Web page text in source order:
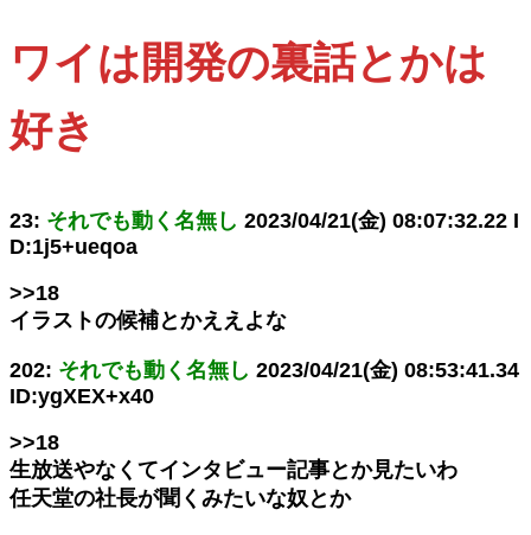
ワイは開発の裏話とかは
好き
23: それでも動く名無し 2023/04/21(金) 08:07:32.22 I
D:1j5+ueqoa
>>18
イラストの候補とかええよな
202: それでも動く名無し 2023/04/21(金) 08:53:41.34
ID:ygXEX+x40
>>18
生放送やなくてインタビュー記事とか見たいわ
任天堂の社長が聞くみたいな奴とか